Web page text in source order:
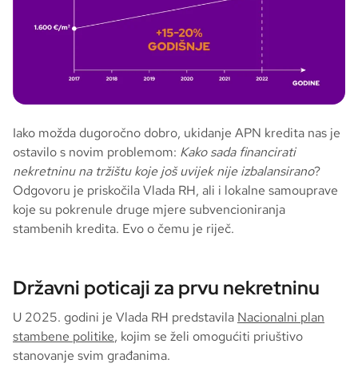
Iako možda dugoročno dobro, ukidanje APN kredita nas je
ostavilo s novim problemom: Kako sada financirati
nekretninu na tržištu koje još uvijek nije izbalansirano?
Odgovoru je priskočila Vlada RH, ali i lokalne samouprave
koje su pokrenule druge mjere subvencioniranja
stambenih kredita. Evo o čemu je riječ.
Državni poticaji za prvu nekretninu
U 2025. godini je Vlada RH predstavila Nacionalni plan
stambene politike, kojim se želi omogućiti priuštivo
stanovanje svim građanima.